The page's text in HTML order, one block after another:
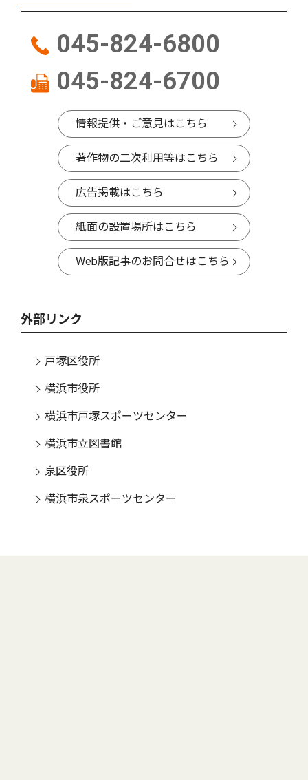
045-824-6800
045-824-6700
情報提供・ご意見はこちら
著作物の二次利用等はこちら
広告掲載はこちら
紙面の設置場所はこちら
Web版記事のお問合せはこちら
外部リンク
戸塚区役所
横浜市役所
横浜市戸塚スポーツセンター
横浜市立図書館
泉区役所
横浜市泉スポーツセンター